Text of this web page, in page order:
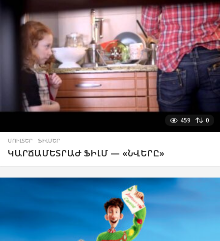
459 0
ՄՈՒԼՏԵՐ ,ՖԻԼՄԵՐ
ԿԱՐՃԱՄԵՏՐԱԺ ՖԻԼՄ — «ՆՎԵՐԸ»